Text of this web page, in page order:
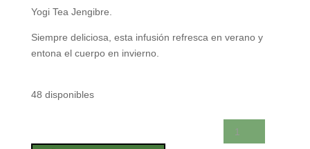
Yogi Tea Jengibre.
Siempre deliciosa, esta infusión refresca en verano y
entona el cuerpo en invierno.
48 disponibles
TEA